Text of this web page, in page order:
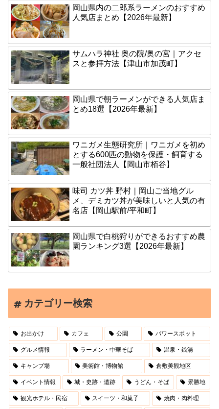
岡山県内の二郎系ラーメンのおすすめ
人気店まとめ【2026年最新】
サムハラ神社 奥の院/奥の宮｜アクセ
スと参拝方法【津山市加茂町】
岡山県で朝ラーメンができる人気店ま
とめ18選【2026年最新】
ワニガメ生態研究所｜ワニガメを初め
とする600匹の動物を保護・飼育する
一般社団法人【岡山市栢谷】
味司 カツ丼 野村｜岡山ご当地グル
メ、デミカツ丼が美味しいと人気の有
名店【岡山駅前/平和町】
岡山県で白桃狩りができるおすすめ農
園ランキング3選【2026年最新】
カテゴリー検索
お出かけ カフェ 公園 パワースポット
グルメ情報 ラーメン・中華そば 温泉・銭湯
キャンプ場 美術館・博物館 倉敷美観地区
イベント情報 城・史跡・遺跡 うどん・そば 景勝地
観光ホテル・民宿 スイーツ・和菓子 焼肉・肉料理